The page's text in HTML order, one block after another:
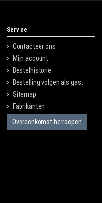
Service
Contacteer ons
Mijn account
Bestelhistorie
Bestelling volgen als gast
Sitemap
Fabrikanten
Overeenkomst herroepen